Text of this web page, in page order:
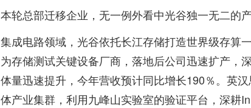
本轮总部迁移企业，无一例外看中光谷独一无二的产
集成电路领域，光谷依托长江存储打造世界级存算
为存储测试关键设备厂商，落地后公司迅速扩产，
体量迅速提升，今年营收预计同比增长190％。英
体产业集群，利用九峰山实验室的验证平台，深耕